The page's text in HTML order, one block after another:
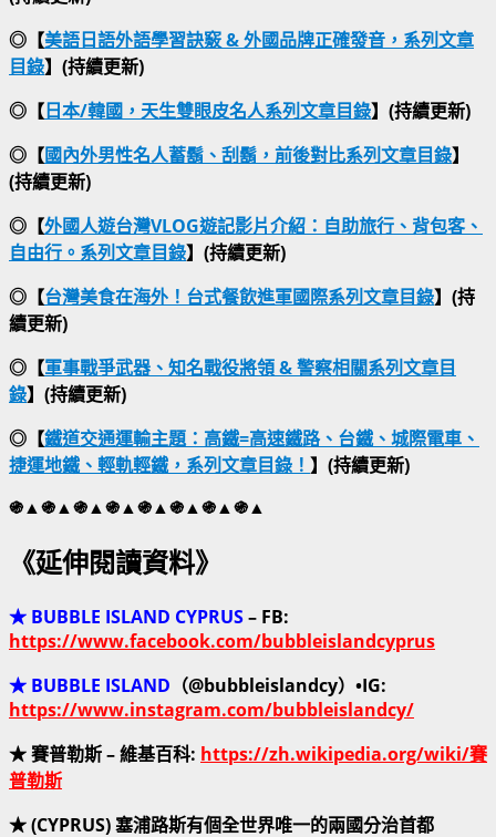
◎【美語日語外語學習訣竅 & 外國品牌正確發音，系列文章
目錄】(持續更新)
◎【日本/韓國，天生雙眼皮名人系列文章目錄】(持續更新)
◎【國內外男性名人蓄鬍、刮鬍，前後對比系列文章目錄】
(持續更新)
◎【外國人遊台灣VLOG遊記影片介紹：自助旅行、背包客、
自由行。系列文章目錄】(持續更新)
◎【台灣美食在海外！台式餐飲進軍國際系列文章目錄】(持
續更新)
◎【軍事戰爭武器、知名戰役將領 & 警察相關系列文章目
錄】(持續更新)
◎【鐵道交通運輸主題：高鐵=高速鐵路、台鐵、城際電車、
捷運地鐵、輕軌輕鐵，系列文章目錄！ 】(持續更新)
֍▲֍▲֍▲֍▲֍▲֍▲֍▲֍▲
《延伸閱讀資料》
★ BUBBLE ISLAND CYPRUS– FB:
https://www.facebook.com/bubbleislandcyprus
★ BUBBLE ISLAND （@bubbleislandcy）•IG:
https://www.instagram.com/bubbleislandcy/
★ 賽普勒斯 – 維基百科: https://zh.wikipedia.org/wiki/賽
普勒斯
★ (CYPRUS) 塞浦路斯有個全世界唯一的兩國分治首都